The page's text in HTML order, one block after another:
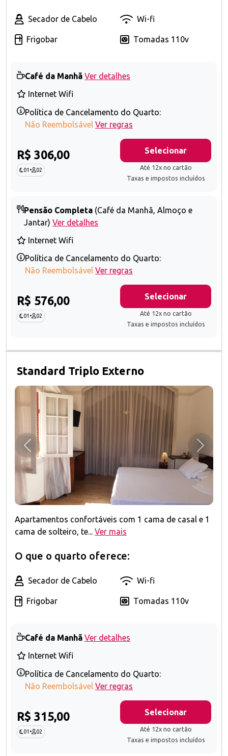
Secador de Cabelo Wi-fi
Frigobar Tomadas 110v
Café da Manhã Ver detalhes
Internet Wifi
Política de Cancelamento do Quarto:
Não Reembolsável Ver regras
R$ 306,00
01 • 02
Selecionar
Até 12x no cartão
Taxas e impostos incluídos
Pensão Completa (Café da Manhã, Almoço e
Jantar) Ver detalhes
Internet Wifi
Política de Cancelamento do Quarto:
Não Reembolsável Ver regras
R$ 576,00
01 • 02
Selecionar
Até 12x no cartão
Taxas e impostos incluídos
Standard Triplo Externo
Anterior
Apartamentos confortáveis com 1 cama de casal e 1
cama de solteiro, te... Ver mais
O que o quarto oferece:
Secador de Cabelo Wi-fi
Frigobar Tomadas 110v
Café da Manhã Ver detalhes
Internet Wifi
Política de Cancelamento do Quarto:
Não Reembolsável Ver regras
R$ 315,00
01 • 02
Selecionar
Até 12x no cartão
Taxas e impostos incluídos